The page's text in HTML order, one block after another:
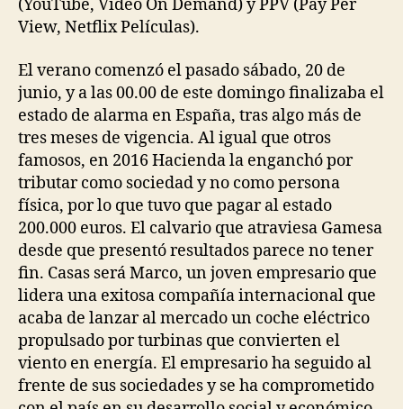
(YouTube, Video On Demand) y PPV (Pay Per
View, Netflix Películas).
El verano comenzó el pasado sábado, 20 de
junio, y a las 00.00 de este domingo finalizaba el
estado de alarma en España, tras algo más de
tres meses de vigencia. Al igual que otros
famosos, en 2016 Hacienda la enganchó por
tributar como sociedad y no como persona
física, por lo que tuvo que pagar al estado
200.000 euros. El calvario que atraviesa Gamesa
desde que presentó resultados parece no tener
fin. Casas será Marco, un joven empresario que
lidera una exitosa compañía internacional que
acaba de lanzar al mercado un coche eléctrico
propulsado por turbinas que convierten el
viento en energía. El empresario ha seguido al
frente de sus sociedades y se ha comprometido